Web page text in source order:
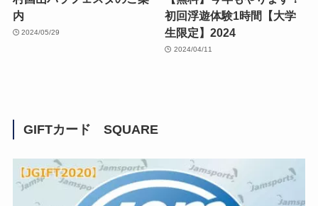
内
2024/05/29
初回浮遊体験1時間【大学
生限定】2024
2024/04/11
GIFTカード SQUARE